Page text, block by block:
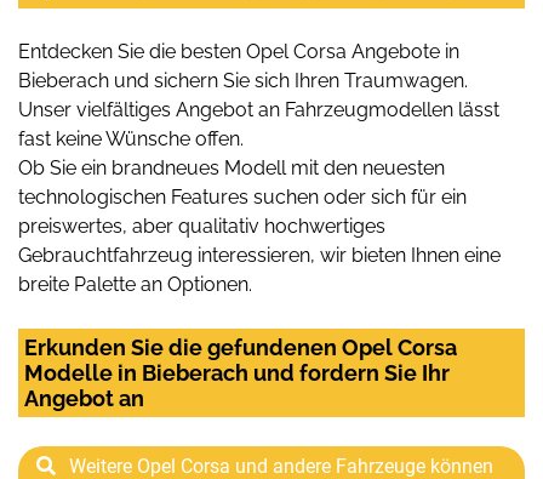
Entdecken Sie die besten Opel Corsa Angebote in
Bieberach und sichern Sie sich Ihren Traumwagen.
Unser vielfältiges Angebot an Fahrzeugmodellen lässt
fast keine Wünsche offen.
Ob Sie ein brandneues Modell mit den neuesten
technologischen Features suchen oder sich für ein
preiswertes, aber qualitativ hochwertiges
Gebrauchtfahrzeug interessieren, wir bieten Ihnen eine
breite Palette an Optionen.
Erkunden Sie die gefundenen Opel Corsa
Modelle in Bieberach und fordern Sie Ihr
Angebot an
Weitere Opel Corsa und andere Fahrzeuge können